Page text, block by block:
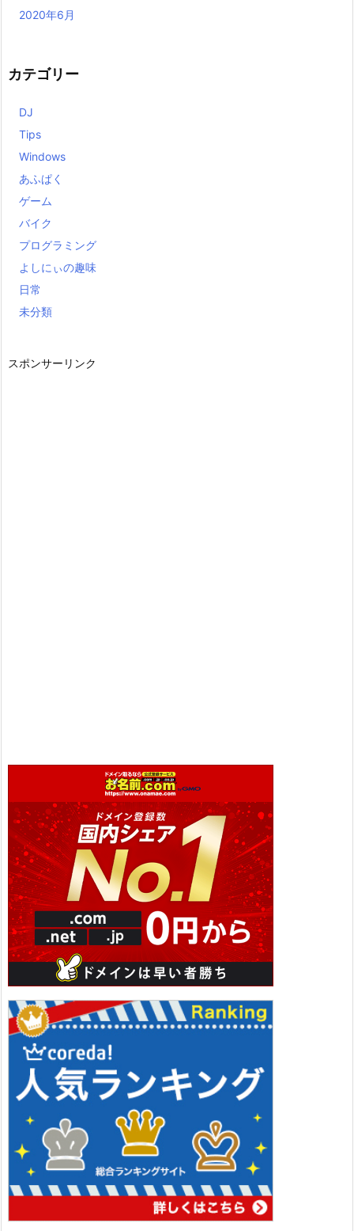
2020年6月
カテゴリー
DJ
Tips
Windows
あふぱく
ゲーム
バイク
プログラミング
よしにぃの趣味
日常
未分類
スポンサーリンク